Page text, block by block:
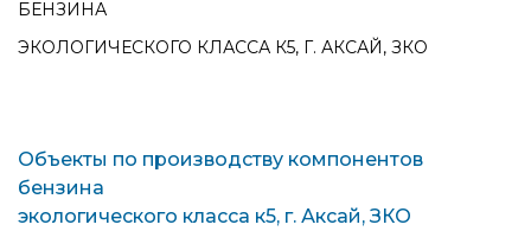
БЕНЗИНА
ЭКОЛОГИЧЕСКОГО КЛАССА К5, Г. АКСАЙ, ЗКО
Объекты по производству компонентов
бензина
экологического класса к5, г. Аксай, ЗКО